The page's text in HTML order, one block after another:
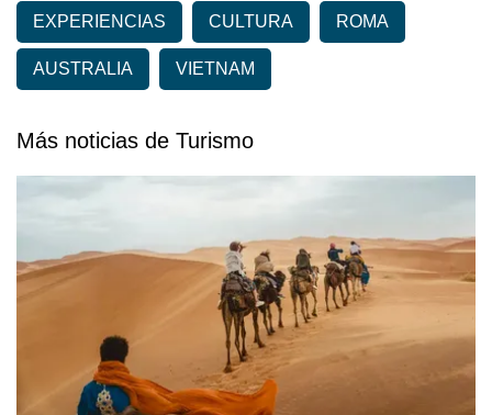
EXPERIENCIAS CULTURA ROMA
AUSTRALIA VIETNAM
Más noticias de Turismo